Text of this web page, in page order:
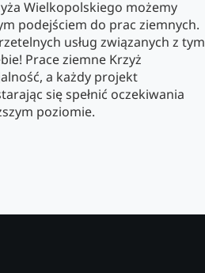
Wielkopolskiego możemy
podejściem do prac ziemnych.
usług związanych z tym
Prace ziemne Krzyż
a każdy projekt
się spełnić oczekiwania
poziomie.